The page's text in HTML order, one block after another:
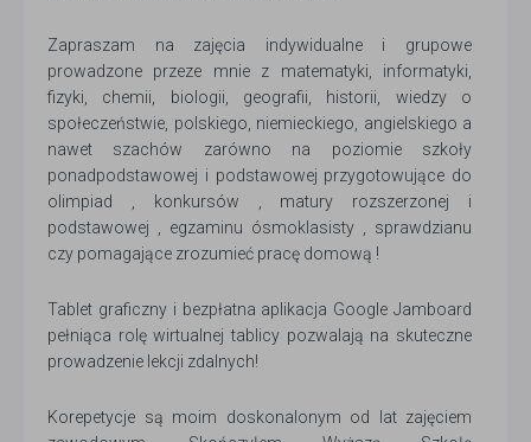
Zapraszam na zajęcia indywidualne i grupowe
prowadzone przeze mnie z matematyki, informatyki,
fizyki, chemii, biologii, geografii, historii, wiedzy o
społeczeństwie, polskiego, niemieckiego, angielskiego a
nawet szachów zarówno na poziomie szkoły
ponadpodstawowej i podstawowej przygotowujące do
olimpiad , konkursów , matury rozszerzonej i
podstawowej , egzaminu ósmoklasisty , sprawdzianu
czy pomagające zrozumieć pracę domową !
Tablet graficzny i bezpłatna aplikacja Google Jamboard
pełniąca rolę wirtualnej tablicy pozwalają na skuteczne
prowadzenie lekcji zdalnych!
Korepetycje są moim doskonalonym od lat zajęciem